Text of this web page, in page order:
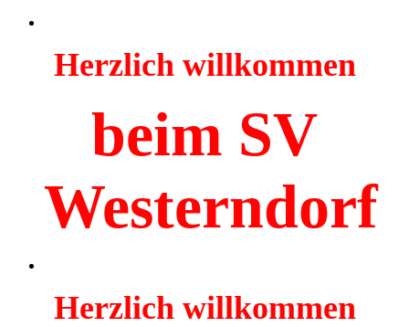
Herzlich willkommen
beim SV
Westerndorf
Herzlich willkommen